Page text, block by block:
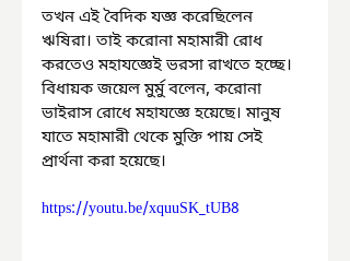
তখন এই বৈদিক যজ্ঞ করেছিলেন
ঋষিরা। তাই করোনা মহামারী রোধ
করতেও মহাযজ্ঞেই ভরসা রাখতে হচ্ছে।
বিধায়ক জয়েল মুর্মু বলেন, করোনা
ভাইরাস রোধে মহাযজ্ঞে হয়েছে। মানুষ
যাতে মহামারী থেকে মুক্তি পায় সেই
প্রার্থনা করা হয়েছে।
https://youtu.be/xquuSK_tUB8